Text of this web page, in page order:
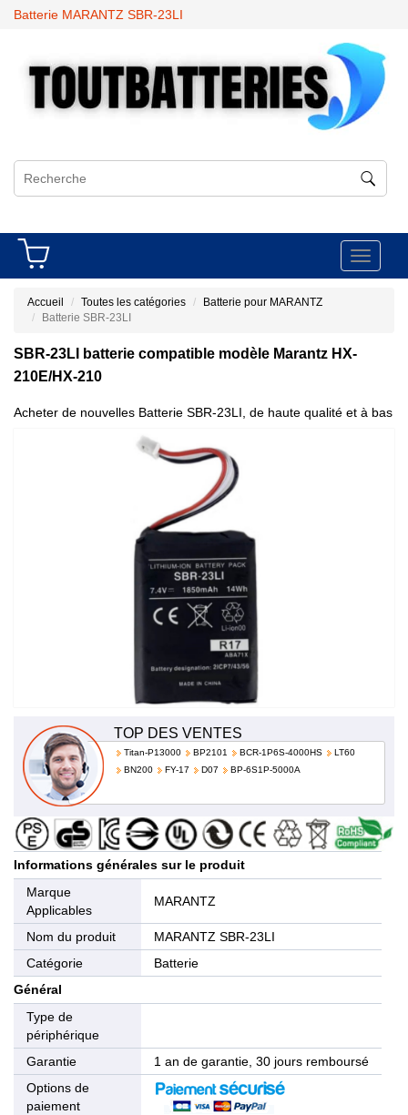
Batterie MARANTZ SBR-23LI
Toggle
Accueil Toutes les catégories
Batterie pour MARANTZ
Batterie SBR-23LI
SBR-23LI batterie compatible modèle Marantz HX-
210E/HX-210
Acheter de nouvelles Batterie SBR-23LI, de haute qualité et à bas
TOP DES VENTES
Titan-P13000 BP2101 BCR-1P6S-4000HS
LT60
BN200
FY-17 D07 BP-6S1P-5000A
Informations générales sur le produit
Marque
Applicables
MARANTZ
Nom du produit
MARANTZ SBR-23LI
Catégorie
Batterie
Général
Type de
périphérique
Garantie
1 an de garantie, 30 jours remboursé
Options de
paiement